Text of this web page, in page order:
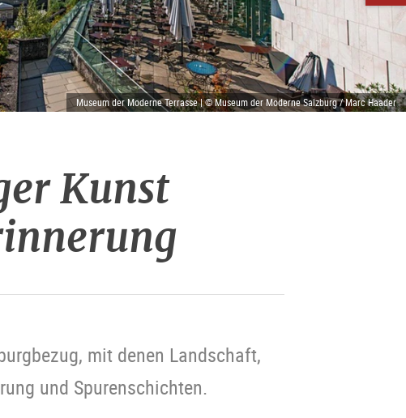
Museum der Moderne Terrasse | © Museum der Moderne Salzburg / Marc Haader
Kunst
mit denen Landschaft,
und Spurenschichten.